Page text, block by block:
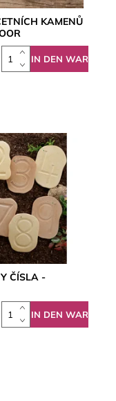
KAMENŮ
ČÍSLA -